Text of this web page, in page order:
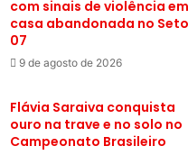
com sinais de violência em
casa abandonada no
07
9 de agosto de 2026
Flávia Saraiva conquista
ouro na trave e no solo no
Campeonato Brasileiro